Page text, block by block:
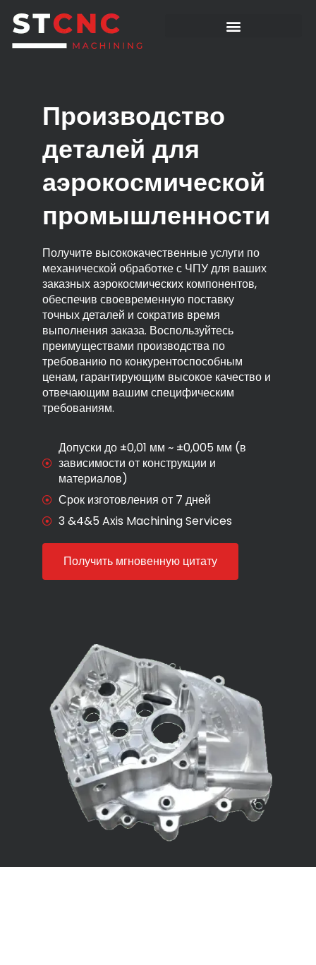
Производство
деталей для
аэрокосмической
промышленности
Получите высококачественные услуги по
механической обработке с ЧПУ для ваших
заказных аэрокосмических компонентов,
обеспечив своевременную поставку
точных деталей и сократив время
выполнения заказа. Воспользуйтесь
преимуществами производства по
требованию по конкурентоспособным
ценам, гарантирующим высокое качество и
отвечающим вашим специфическим
требованиям.
Допуски до ±0,01 мм ~ ±0,005 мм (в
зависимости от конструкции и
материалов)
Срок изготовления от 7 дней
3 &4&5 Axis Machining Services
Получить мгновенную цитату